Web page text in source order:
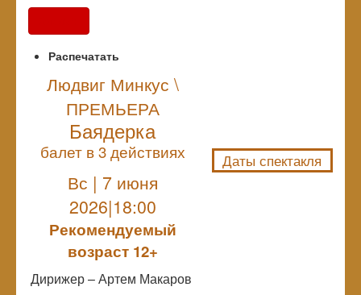
Распечатать
Людвиг Минкус \
ПРЕМЬЕРА
Баядерка
балет в 3 действиях
Вс | 7 июня
2026|18:00
Рекомендуемый
возраст 12+
Дирижер – Артем Макаров
Даты спектакля